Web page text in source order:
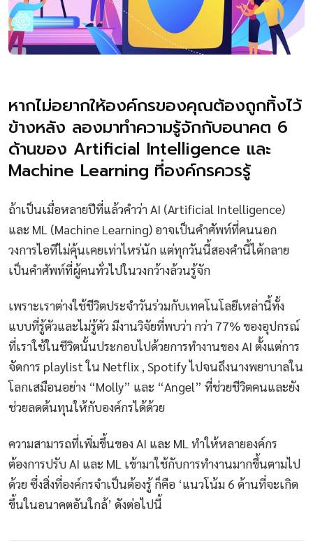
หากไม่อยากให้องค์กรของคุณต้องถูกทิ้งไว้
ข้างหลัง ลองมาทำความรู้จักกับอนาคต 6
ด้านของ Artificial Intelligence และ
Machine Learning ที่องค์กรควรรู้
ถ้าเป็นเมื่อหลายปีที่แล้วคำว่า AI (Artificial Intelligence)
และ ML (Machine Learning) อาจเป็นคำศัพท์ที่คนนอก
วงการไอทีไม่คุ้นเคยเท่าไหร่นัก แต่ทุกวันนี้สองคำนี้ได้กลาย
เป็นคำศัพท์ที่ผู้คนทั่วไปในวงกว้างล้วนรู้จัก
เพราะเราต่างใช้ชีวิตประจำวันร่วมกับเทคโนโลยีเหล่านี้ทั้ง
แบบที่รู้ตัวและไม่รู้ตัว มีงานวิจัยที่พบว่า กว่า 77% ของอุปกรณ์
ที่เราใช้ในชีวิตนั้นประกอบไปด้วยการทำงานของ AI ตั้งแต่การ
จัดการ playlist ใน Netflix , Spotify ไปจนถึงนางพยาบาลใน
โลกเสมือนอย่าง “Molly” และ “Angel” ที่ช่วยชีวิตคนและยัง
ช่วยลดต้นทุนให้กับองค์กรได้ด้วย
ความสามารถที่เพิ่มขึ้นของ AI และ ML ทำให้หลายองค์กร
ต้องการปรับ AI และ ML เข้ามาใช้กับการทำงานมากขึ้นตามไป
ด้วย ซึ่งสิ่งที่องค์กรจำเป็นต้องรู้ ก็คือ ‘แนวโน้ม 6 ด้านที่จะเกิด
ขึ้นในอนาคตอันใกล้’ ดังต่อไปนี้